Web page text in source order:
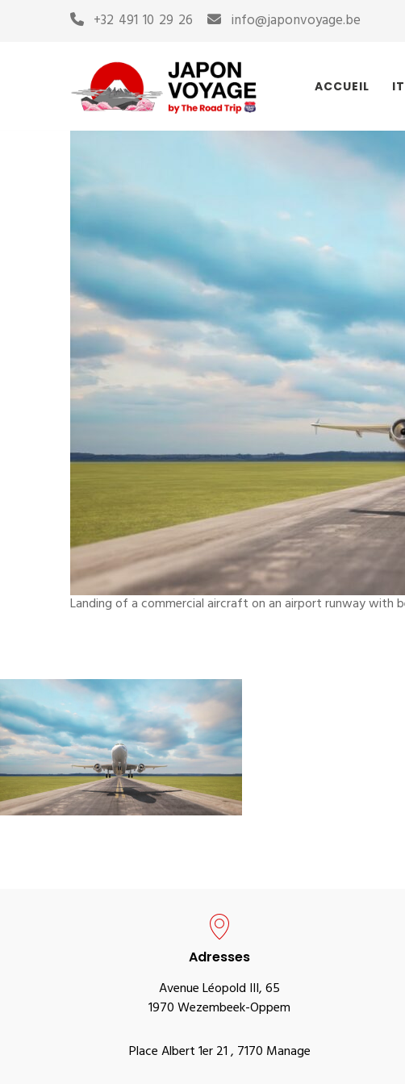
+32 491 10 29 26 info@japonvoyage.be
ACCUEIL
Landing of a commercial aircraft on an airport runway with
Adresses
Avenue Léopold III, 65
1970 Wezembeek-Oppem
Place Albert 1er 21 , 7170 Manage